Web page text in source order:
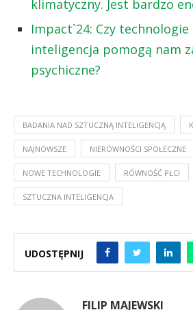
klimatyczny. Jest bardzo
Impact`24: Czy
inteligencja pomogą nam
psychiczne?
BADANIA NAD SZTUCZNĄ INTELIGENCJĄ
NAJNOWSZE NIERÓWNOŚCI SPOŁECZNE
NOWE TECHNOLOGIE RÓWNOŚĆ PŁCI
SZTUCZNA INTELIGENCJA
UDOSTĘPNIJ
FILIP MAJEWSKI